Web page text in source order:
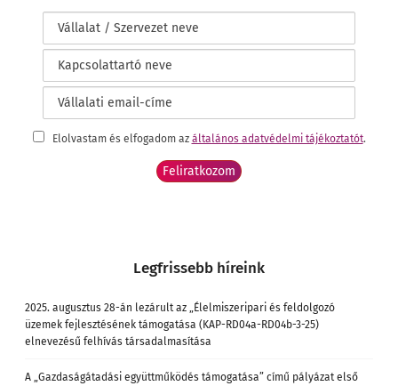
Elolvastam és elfogadom az általános adatvédelmi tájékoztatót.
Legfrissebb híreink
2025. augusztus 28-án lezárult az „Élelmiszeripari és feldolgozó
üzemek fejlesztésének támogatása (KAP-RD04a-RD04b-3-25)
elnevezésű felhívás társadalmasítása
A „Gazdaságátadási együttműködés támogatása” című pályázat első